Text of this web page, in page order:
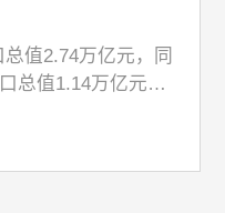
值2.74万亿元，同
总值1.14万亿元，